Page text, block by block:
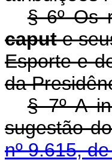
§ 6º Os
capute
Esporte e
da
§ 7º A
sugestão
nº 9.615,